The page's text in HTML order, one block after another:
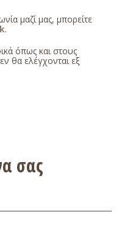
μαζί μας, μπορείτε
.
όπως και στους
θα ελέγχονται εξ
σας